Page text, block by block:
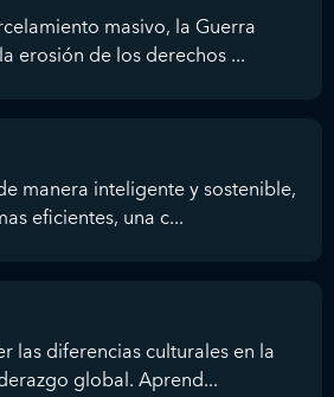
masivo, la Guerra
erosión de los derechos ...
manera inteligente y sostenible,
eficientes, una c...
las diferencias culturales en la
global. Aprend...